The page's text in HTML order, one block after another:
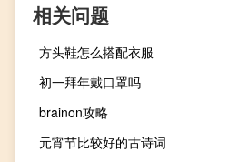
相关问题
方头鞋怎么搭配衣服
初一拜年戴口罩吗
brainon攻略
元宵节比较好的古诗词